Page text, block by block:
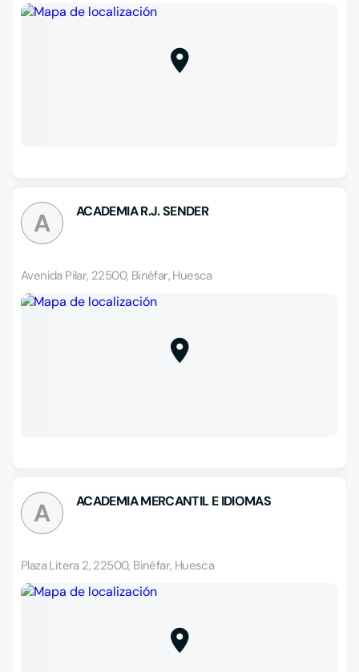
A ACADEMIA R.J. SENDER
Avenida Pilar, 22500, Binéfar, Huesca
A ACADEMIA MERCANTIL E IDIOMAS
Plaza Litera 2, 22500, Binéfar, Huesca